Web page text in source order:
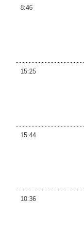
8:46
15:25
15:44
10:36